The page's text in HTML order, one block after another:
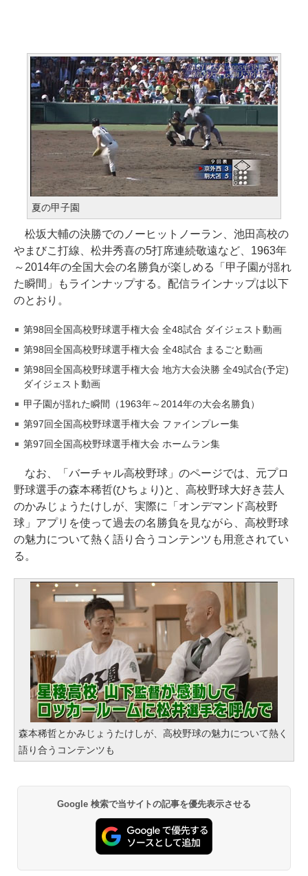
夏の甲子園
松坂大輔の決勝でのノーヒットノーラン、池田高校の
やまびこ打線、松井秀喜の5打席連続敬遠など、1963年
～2014年の全国大会の名勝負が楽しめる「甲子園が揺れ
た瞬間」もラインナップする。配信ラインナップは以下
のとおり。
第98回全国高校野球選手権大会 全48試合 ダイジェスト動画
第98回全国高校野球選手権大会 全48試合 まるごと動画
第98回全国高校野球選手権大会 地方大会決勝 全49試合(予定)
ダイジェスト動画
甲子園が揺れた瞬間（1963年～2014年の大会名勝負）
第97回全国高校野球選手権大会 ファインプレー集
第97回全国高校野球選手権大会 ホームラン集
なお、「バーチャル高校野球」のページでは、元プロ
野球選手の森本稀哲(ひちょり)と、高校野球大好き芸人
のかみじょうたけしが、実際に「オンデマンド高校野
球」アプリを使って過去の名勝負を見ながら、高校野球
の魅力について熱く語り合うコンテンツも用意されてい
る。
森本稀哲とかみじょうたけしが、高校野球の魅力について熱く
語り合うコンテンツも
Google 検索で当サイトの記事を優先表示させる